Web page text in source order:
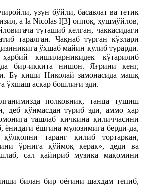
узун бўйли, басавлат ва тетик
a la Nicolas I[3] оппоқ, хушмўйлов,
туташиб келган, чаккасидаги
таралган. Чақнаб турган кўзлари
ўхшаб майин кулиб турарди.
кишиларникидек кўтарилиб
бир-иккита нишон. Яғрини кенг,
Бу киши Николай замонасида машқ
ўхшаш аскар бошлиғи эди.
полковник, танца тушиш
деб кўнмасдан туриб эди, аммо ҳар
ташлаб кичкина қиличчасини
ёнидаги ёшгина мулозимига берди-да,
таранг қилиб тортаркан,
ўрнига қўймоқ керак», деди ва
сал қайириб музика мақомини
билан бир оёғини шахдам тепиб,